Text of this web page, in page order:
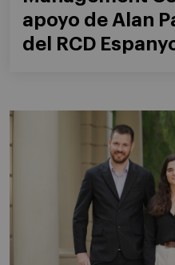
apoyo de Alan
del RCD